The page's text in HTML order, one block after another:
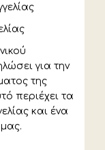
για την
της
περιέχει τα
και ένα